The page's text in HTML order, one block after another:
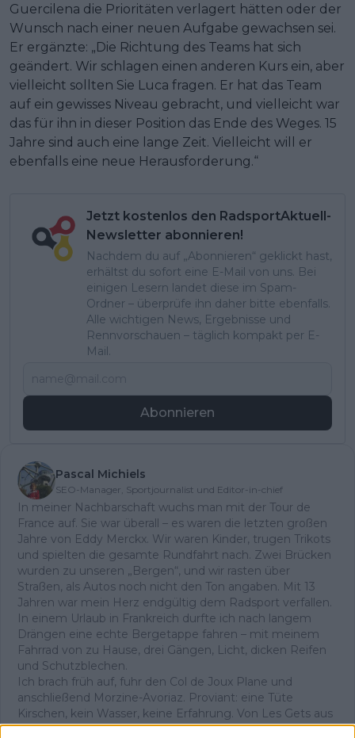
Guercilena die Prioritäten verlagert hätten oder der
Wunsch nach einer neuen Aufgabe gewachsen sei.
Er ergänzte: „Die Richtung des Teams hat sich
geändert. Wir schlagen einen anderen Kurs ein, aber
vielleicht sollten Sie Luca fragen. Er hat das Team
auf ein gewisses Niveau gebracht, und vielleicht war
das für ihn in dieser Position das Ende des Weges. 15
Jahre sind auch eine lange Zeit. Vielleicht will er
ebenfalls eine neue Herausforderung.“
Jetzt kostenlos den RadsportAktuell-
Newsletter abonnieren!
Nachdem du auf „Abonnieren“ geklickt hast,
erhältst du sofort eine E-Mail von uns. Bei
einigen Lesern landet diese im Spam-
Ordner – überprüfe ihn daher bitte ebenfalls.
Alle wichtigen News, Ergebnisse und
Rennvorschauen – täglich kompakt per E-
Mail.
Abonnieren
Pascal Michiels
SEO-Manager, Sportjournalist und Editor-in-chief
In meiner Nachbarschaft wuchs man mit der Tour de
France auf. Sie war überall – es waren die letzten großen
Jahre von Eddy Merckx. Wir waren Kinder, trugen Trikots
und spielten die gesamte Rundfahrt nach. Zwei Brücken
wurden zu unseren „Bergen“, und wir rasten über
Straßen, als Autos noch nicht den Ton angaben. Mit 13
Jahren war mein Herz endgültig dem Radsport verfallen.
In einem Urlaub in Frankreich durfte ich nach langem
Drängen eine echte Bergetappe fahren – mit meinem
Fahrrad von zu Hause, drei Gängen, Licht, dicken Reifen
und Schutzblechen.
Ich brach früh auf, fuhr den Col de Joux Plane und
anschließend Morzine-Avoriaz. Proviant: eine Tüte
Kirschen, kein Wasser, keine Erfahrung. Von Les Gets aus
wurde es trotzdem der glücklichste Tag meines Lebens.